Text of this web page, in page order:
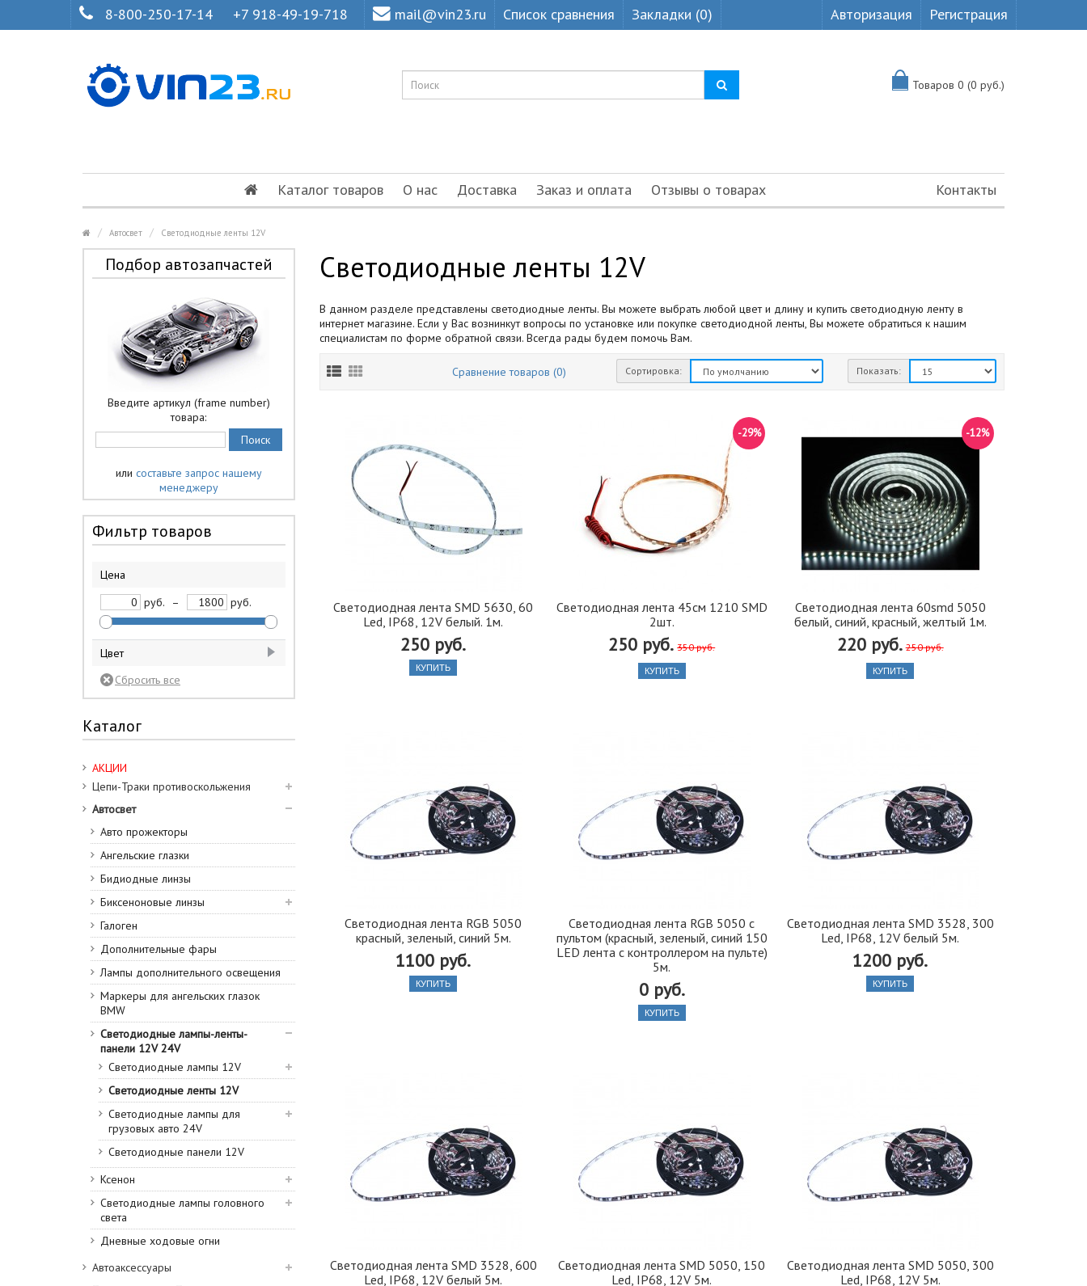
8-800-250-17-14 +7 918-49-19-718 mail@vin23.ru Список сравнения Закладки (0) Авторизация Регистрация
Товаров 0 (0 руб.)
Каталог товаров О нас Доставка Заказ и оплата Отзывы о товарах Контакты
Автосвет Светодиодные ленты 12V
Подбор автозапчастей
Введите артикул (frame number)
товара:
или составьте запрос нашему
менеджеру
Фильтр товаров
Цена
руб.
– руб.
Цвет
белый
желтый
3
зеленый
синий
Каталог
АКЦИИ
Цепи-Траки противоскольжения
Автосвет
Авто прожекторы
Ангельские глазки
Бидиодные линзы
Биксеноновые линзы
Галоген
Дополнительные фары
Лампы дополнительного освещения
Маркеры для ангельских глазок
BMW
Светодиодные лампы-ленты-
панели 12V 24V
Светодиодные лампы 12V
Светодиодные ленты 12V
Светодиодные лампы для
грузовых авто 24V
Светодиодные панели 12V
Ксенон
Светодиодные лампы головного
света
Дневные ходовые огни
Автоаксессуары
Светодиодные ленты 12V
В данном разделе представлены светодиодные ленты. Вы можете выбрать любой цвет и длину и купить светодиодную ленту в
интернет магазине. Если у Вас вознинкут вопросы по установке или покупке светодиодной ленты, Вы можете обратиться к нашим
специалистам по форме обратной связи. Всегда рады будем помочь Вам.
Сравнение товаров (0) Сортировка: Показать:
Светодиодная лента SMD 5630, 60
Led, IP68, 12V белый. 1м.
250 руб.
КУПИТЬ
Светодиодная лента 45см 1210 SMD
2шт.
250 руб. 350 руб.
-29%
КУПИТЬ
Светодиодная лента 60smd 5050
белый, синий, красный, желтый 1м.
220 руб. 250 руб.
-12%
КУПИТЬ
Светодиодная лента RGB 5050
красный, зеленый, синий 5м.
1100 руб.
КУПИТЬ
Светодиодная лента RGB 5050 с
пультом (красный, зеленый, синий 150
LED лента с контроллером на пульте)
5м.
0 руб.
КУПИТЬ
Светодиодная лента SMD 3528, 300
Led, IP68, 12V белый 5м.
1200 руб.
КУПИТЬ
Светодиодная лента SMD 3528, 600
Led, IP68, 12V белый 5м.
Светодиодная лента SMD 5050, 150
Led, IP68, 12V 5м.
Светодиодная лента SMD 5050, 300
Led, IP68, 12V 5м.